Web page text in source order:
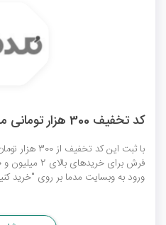
کد تخفیف 300 هزار تومانی مدما
با ثبت این کد
ورود به وبسایت مدما بر روی "خرید